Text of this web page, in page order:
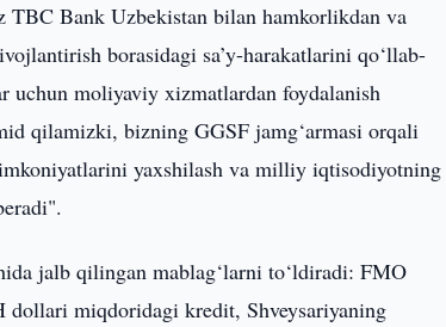
Bank Uzbekistan bilan hamkorlikdan va
borasidagi sa’y-harakatlarini qo‘llab-
uchun moliyaviy xizmatlardan foydalanish
qilamizki, bizning GGSF jamg‘armasi orqali
yaxshilash va milliy iqtisodiyotning
jalb qilingan mablag‘larni to‘ldiradi: FMO
miqdoridagi kredit, Shveysariyaning